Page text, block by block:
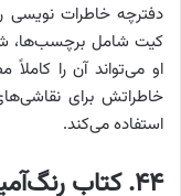
دفترچه خاطرات نویسی
کیت شامل برچسب‌ها،
او می‌تواند آن را
خاطراتش برای
استفاده می‌کند.
۴۴. کتاب رنگ‌آمیزی الگوهای بازیگوشانه